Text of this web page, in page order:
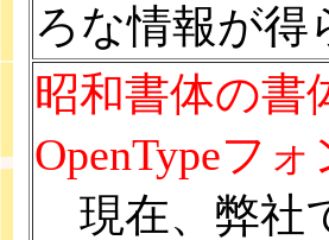
ろな情報が得
昭和書体の書
OpenTypeフ
現在、弊社